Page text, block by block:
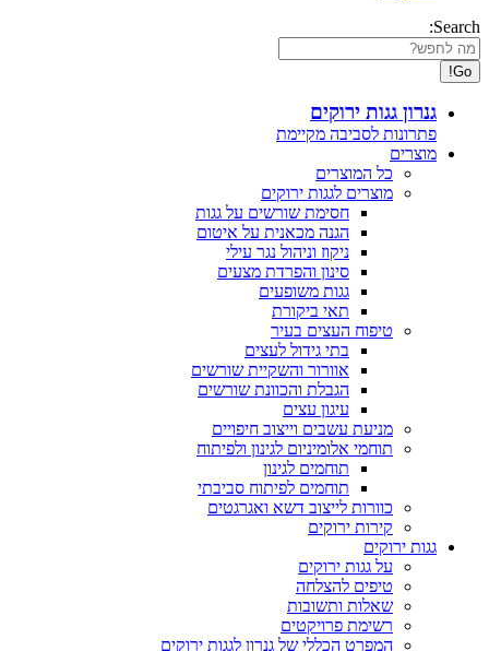
Search:
גנרון גגות ירוקים
פתרונות לסביבה מקיימת
מוצרים
כל המוצרים
מוצרים לגגות ירוקים
חסימת שורשים על גגות
הגנה מכאנית על איטום
ניקוז וניהול נגר עילי
סינון והפרדת מצעים
גגות משופעים
תאי ביקורת
טיפוח העצים בעיר
בתי גידול לעצים
אוורור והשקיית שורשים
הגבלת והכוונת שורשים
עיגון עצים
מניעת עשבים וייצוב חיפויים
תוחמי אלומיניום לגינון ולפיתוח
תוחמים לגינון
תוחמים לפיתוח סביבתי
כוורות לייצוב דשא ואגרגטים
קירות ירוקים
גגות ירוקים
על גגות ירוקים
טיפים להצלחה
שאלות ותשובות
רשימת פרויקטים
המפרט הכללי של גנרון לגגות ירוקים